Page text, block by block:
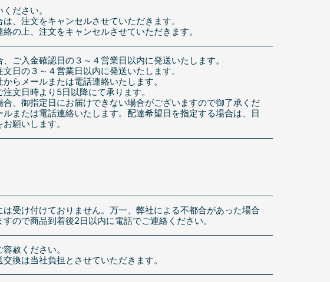
ださい。
、注文をキャンセルさせていただきます。
の上、注文をキャンセルさせていただきます。
ご入金確認日の３～４営業日以内に発送いたします。
日の３～４営業日以内に発送いたします。
らメールまたは電話連絡いたします。
文日時より5日以降にて承ります。
、御指定日にお届けできない場合がございますので御了承くだ
または電話連絡いたします。配達希望日を指定する場合は、日
願いします。
受け付けておりません。万一、弊社による不都合があった場合
ので商品到着後2日以内に電話でご連絡ください。
赦ください。
換は当社負担とさせていただきます。